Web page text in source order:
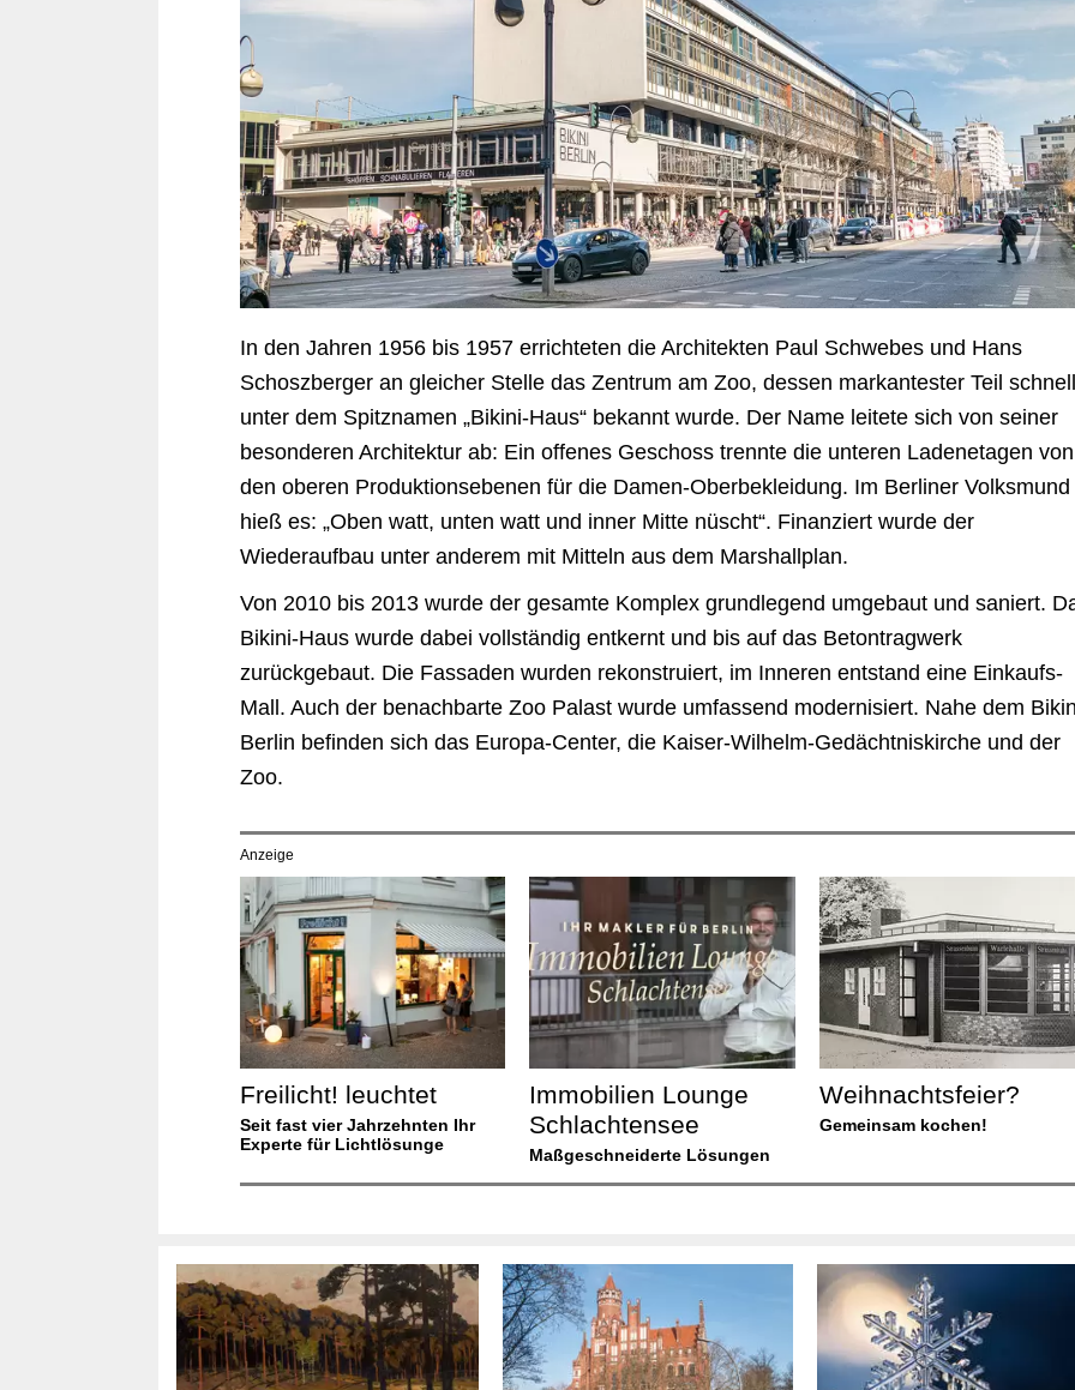
In den Jahren 1956 bis 1957 errichteten die Architekten Paul Schwebes und Hans
Schoszberger an gleicher Stelle das Zentrum am Zoo, dessen markantester Teil schnell
unter dem Spitznamen „Bikini-Haus“ bekannt wurde. Der Name leitete sich von seiner
besonderen Architektur ab: Ein offenes Geschoss trennte die unteren Ladenetagen von
den oberen Produktionsebenen für die Damen-Oberbekleidung. Im Berliner Volksmund
hieß es: „Oben watt, unten watt und inner Mitte nüscht“. Finanziert wurde der
Wiederaufbau unter anderem mit Mitteln aus dem Marshallplan.
Von 2010 bis 2013 wurde der gesamte Komplex grundlegend umgebaut und saniert.
Bikini-Haus wurde dabei vollständig entkernt und bis auf das Betontragwerk
zurückgebaut. Die Fassaden wurden rekonstruiert, im Inneren entstand eine Einkaufs-
Mall. Auch der benachbarte Zoo Palast wurde umfassend modernisiert. Nahe dem
Berlin befinden sich das Europa-Center, die Kaiser-Wilhelm-Gedächtniskirche und der
Zoo.
Anzeige
Freilicht! leuchtet
Seit fast vier Jahrzehnten Ihr
Experte für Lichtlösunge
Immobilien Lounge
Schlachtensee
Maßgeschneiderte Lösungen
Weihnachtsfeier?
Gemeinsam kochen!